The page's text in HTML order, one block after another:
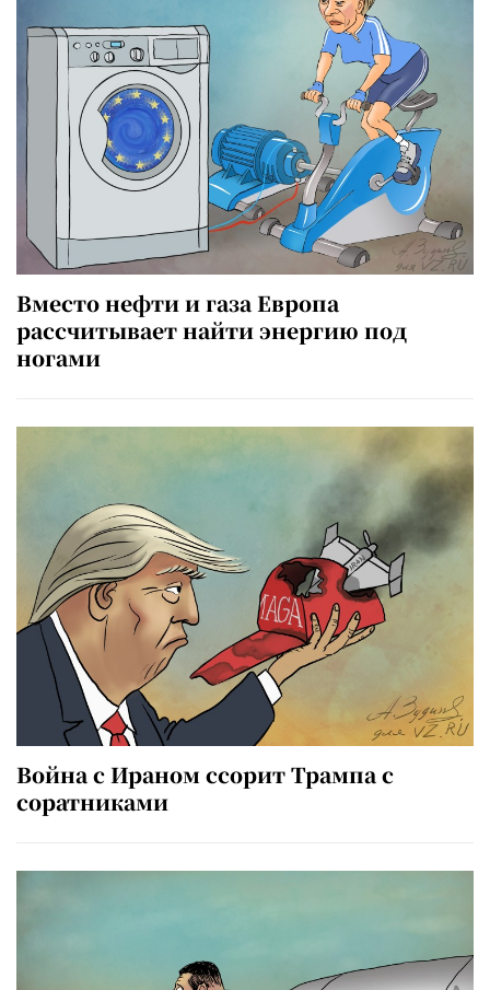
Вместо нефти и газа Европа
рассчитывает найти энергию под
ногами
Война с Ираном ссорит Трампа с
соратниками